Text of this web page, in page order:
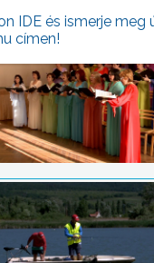
Pergető bajnokság
Katonadal fesztivál
IDE és ismerje meg
címen!